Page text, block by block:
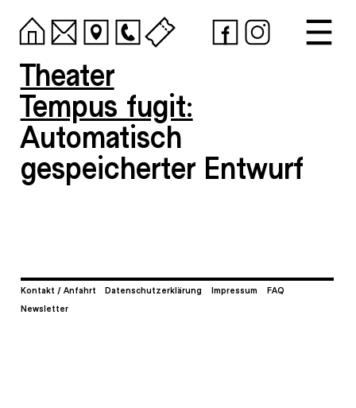
Theater
Tempus fugit:
Automatisch
gespeicherter Entwurf
Kontakt / Anfahrt Datenschutzerklärung Impressum
FAQ
Newsletter